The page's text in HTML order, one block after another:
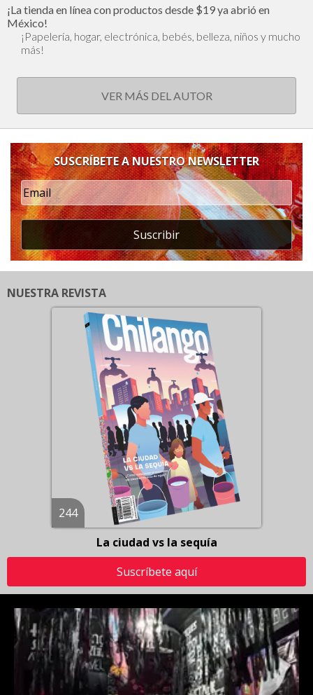
¡La tienda en línea con productos desde $19 ya abrió en
México!
¡Papelería, hogar, electrónica, bebés, belleza, niños y mucho
más!
VER MÁS DEL AUTOR
SUSCRÍBETE A NUESTRO NEWSLETTER
Suscribir
NUESTRA REVISTA
244
La ciudad vs la sequía
Suscríbete aquí